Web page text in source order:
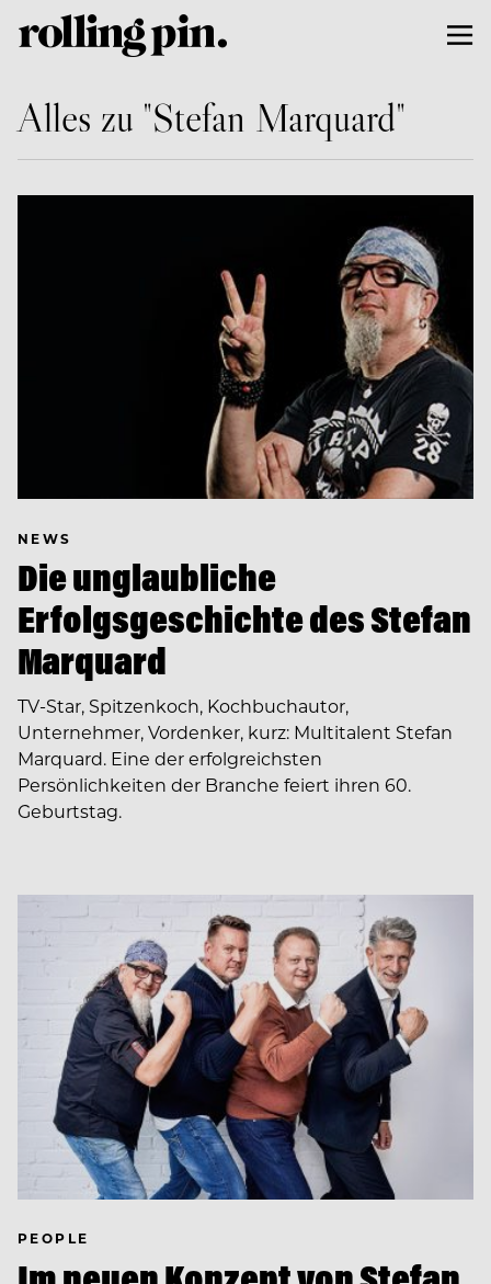
Alles zu "Stefan Marquard"
NEWS
Die unglaubliche
Erfolgsgeschichte des Stefan
Marquard
TV-Star, Spitzenkoch, Kochbuchautor,
Unternehmer, Vordenker, kurz: Multitalent Stefan
Marquard. Eine der erfolgreichsten
Persönlichkeiten der Branche feiert ihren 60.
Geburtstag.
PEOPLE